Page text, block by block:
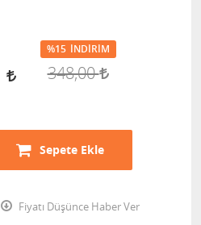
%15 İNDIRIM
348,00
Sepete Ekle
Fiyatı Düşünce Haber Ver